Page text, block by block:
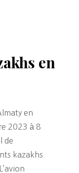
en
en
2023 à 8
de
kazakhs